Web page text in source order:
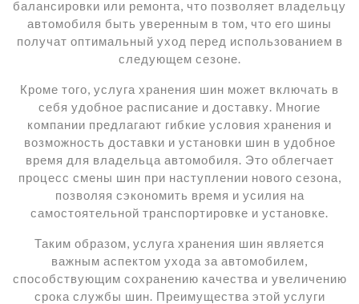
балансировки или ремонта, что позволяет владельцу
автомобиля быть уверенным в том, что его шины
получат оптимальный уход перед использованием в
следующем сезоне.
Кроме того, услуга хранения шин может включать в
себя удобное расписание и доставку. Многие
компании предлагают гибкие условия хранения и
возможность доставки и установки шин в удобное
время для владельца автомобиля. Это облегчает
процесс смены шин при наступлении нового сезона,
позволяя сэкономить время и усилия на
самостоятельной транспортировке и установке.
Таким образом, услуга хранения шин является
важным аспектом ухода за автомобилем,
способствующим сохранению качества и увеличению
срока службы шин. Преимущества этой услуги